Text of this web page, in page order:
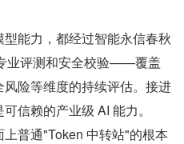
能力，都经过智能永信春秋
业评测和安全校验——覆盖
险等维度的持续评估。接进
信赖的产业级 AI 能力。
普通"Token 中转站"的根本